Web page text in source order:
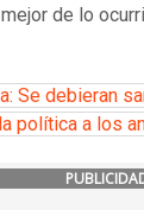
de lo
Se debieran
política a los